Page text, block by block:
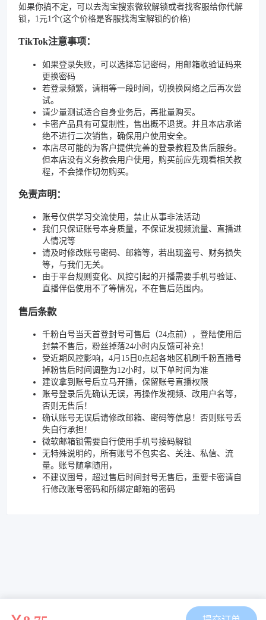
如果你搞不定，可以去淘宝搜索微软解锁或者找客服给你代解
锁，1元1个(这个价格是客服找淘宝解锁的价格)
TikTok注意事项：
如果登录失败，可以选择忘记密码，用邮箱收验证码来
更换密码
若登录频繁，请稍等一段时间，切换换网络之后再次尝
试。
请少量测试适合自身业务后，再批量购买。
卡密产品具有可复制性，售出概不退货。并且本店承诺
绝不进行二次销售，确保用户使用安全。
本店尽可能的为客户提供完善的登录教程及售后服务。
但本店没有义务教会用户使用，购买前应先观看相关教
程，不会操作切勿购买。
免责声明：
账号仅供学习交流使用，禁止从事非法活动
我们只保证账号本身质量，不保证发视频流量、直播进
人情况等
请及时修改账号密码、邮箱等，若出现盗号、财务损失
等，与我们无关。
由于平台规则变化、风控引起的开播需要手机号验证、
直播伴侣使用不了等情况，不在售后范围内。
售后条款
千粉白号当天首登封号可售后（24点前），登陆使用后
封禁不售后，粉丝掉落24小时内反馈可补充！
受近期风控影响，4月15日0点起各地区机刷千粉直播号
掉粉售后时间调整为12小时，以下单时间为准
建议拿到账号后立马开播，保留账号直播权限
账号登录后先确认无误，再操作发视频、改用户名等，
否则无售后！
确认账号无误后请修改邮箱、密码等信息！否则账号丢
失自行承担！
微软邮箱锁需要自行使用手机号接码解锁
无特殊说明的，所有账号不包实名、关注、私信、流
量。账号随拿随用，
不建议囤号，超过售后时间封号无售后，重要卡密请自
行修改账号密码和所绑定邮箱的密码